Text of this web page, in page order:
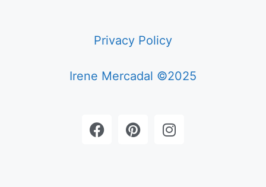
Privacy Policy
Irene Mercadal ©2025